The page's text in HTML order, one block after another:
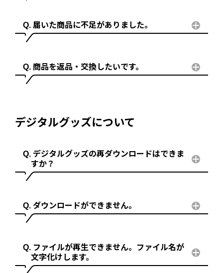
届いた商品に不足がありました。
商品を返品・交換したいです。
デジタルグッズについて
デジタルグッズの再ダウンロードはできま
すか？
ダウンロードができません。
ファイルが再生できません。ファイル名が
文字化けします。